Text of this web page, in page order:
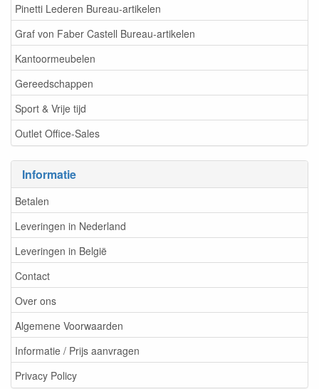
Pinetti Lederen Bureau-artikelen
Graf von Faber Castell Bureau-artikelen
Kantoormeubelen
Gereedschappen
Sport & Vrije tijd
Outlet Office-Sales
Informatie
Betalen
Leveringen in Nederland
Leveringen in België
Contact
Over ons
Algemene Voorwaarden
Informatie / Prijs aanvragen
Privacy Policy